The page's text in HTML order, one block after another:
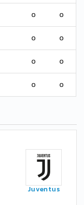
0 0
0 0
0 0
0 0
Juventus